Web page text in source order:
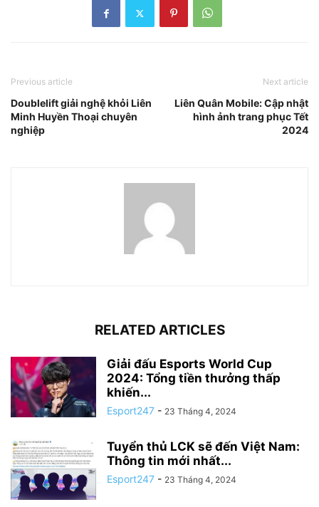
Previous article
Doublelift giải nghệ khỏi Liên
Minh Huyền Thoại chuyên
nghiệp
Next article
Liên Quân Mobile: Cập nhật
hình ảnh trang phục Tết
2024
RELATED ARTICLES
Giải đấu Esports World Cup
2024: Tổng tiền thưởng thấp
khiến...
Esport247 - 23 Tháng 4, 2024
Tuyển thủ LCK sẽ đến Việt Nam:
Thông tin mới nhất...
Esport247 - 23 Tháng 4, 2024